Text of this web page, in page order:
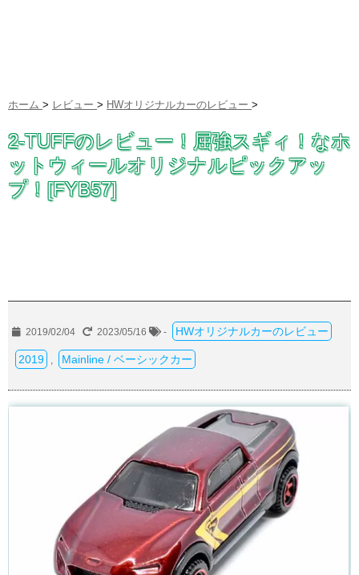
ホーム > レビュー > HWオリジナルカーのレビュー >
2-TUFFのレビュー！屈強スギィ！なホ
ットウィールオリジナルピックアッ
プ！[FYB57]
2019/02/04 2023/05/16 - HWオリジナルカーのレビュー
2019 Mainline / ベーシックカー